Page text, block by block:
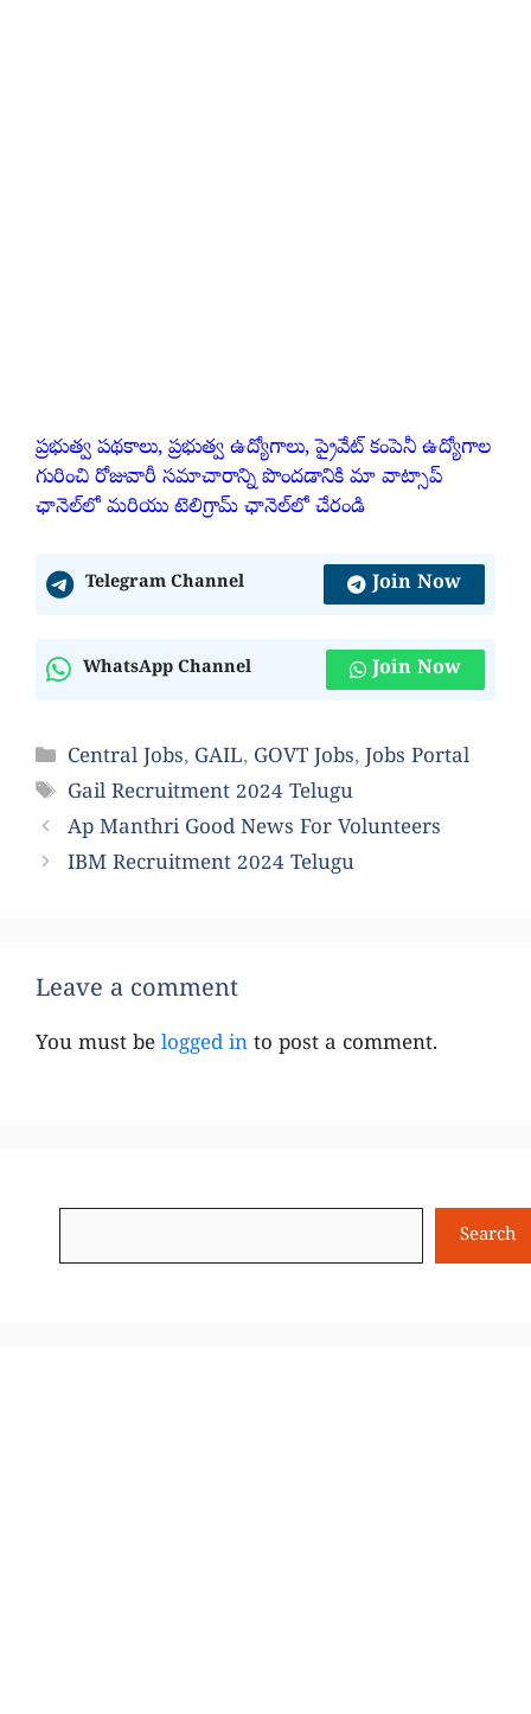
ప్రభుత్వ పథకాలు, ప్రభుత్వ ఉద్యోగాలు, ప్రైవేట్ కంపెనీ ఉద్యోగాల
గురించి రోజువారీ సమాచారాన్ని పొందడానికి మా వాట్సాప్
ఛానెల్‌లో మరియు టెలిగ్రామ్ ఛానెల్‌లో చేరండి
Telegram Channel Join Now
WhatsApp Channel Join Now
Categories
Central Jobs, GAIL, GOVT Jobs,Jobs Portal
Tags
Gail Recruitment 2024 Telugu
Ap Manthri Good News For Volunteers
IBM Recruitment 2024 Telugu
Leave a comment
You must be logged in to post a comment.
Search